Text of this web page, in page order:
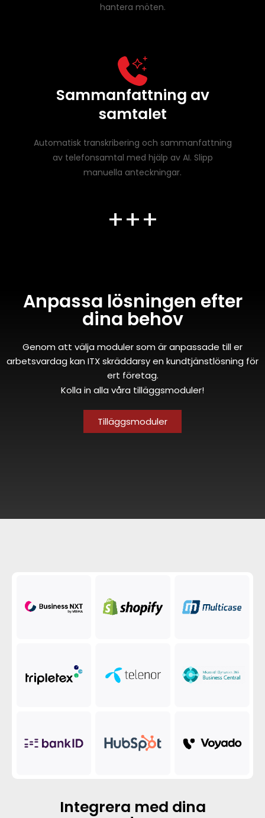
hantera möten.
Sammanfattning av
samtalet
Automatisk transkribering och sammanfattning
av telefonsamtal med hjälp av AI. Slipp
manuella anteckningar.
+++
Anpassa lösningen efter
dina behov
Genom att välja moduler som är anpassade till er
arbetsvardag kan ITX skräddarsy en kundtjänstlösning för
ert företag.
Kolla in alla våra tilläggsmoduler!
Tilläggsmoduler
Integrera med dina